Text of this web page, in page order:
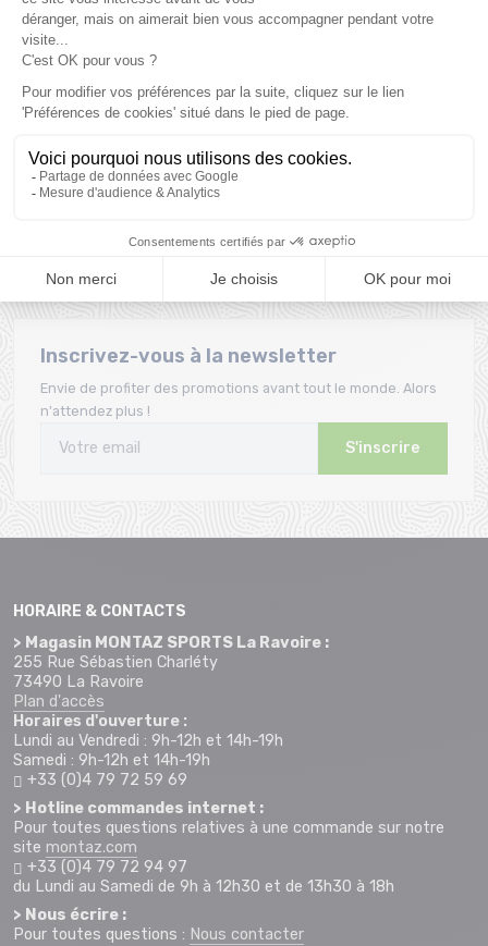
Commandez et retirez
votre commande
Montage gratuit des
Une équipe
Une équipe de passionnés
Fidélité
Inscrivez-vous à la newsletter
Envie de profiter des promotions avant tout le monde. Alors
n'attendez plus !
S'inscrire
HORAIRE & CONTACTS
> Magasin MONTAZ SPORTS La Ravoire :
255 Rue Sébastien Charléty
73490 La Ravoire
Plan d'accès
Horaires d'ouverture :
Lundi au Vendredi : 9h-12h et 14h-19h
Samedi : 9h-12h et 14h-19h
+33 (0)4 79 72 59 69
> Hotline commandes internet :
Pour toutes questions relatives à une commande sur notre
site montaz.com
+33 (0)4 79 72 94 97
du Lundi au Samedi de 9h à 12h30 et de 13h30 à 18h
> Nous écrire :
Pour toutes questions : Nous contacter